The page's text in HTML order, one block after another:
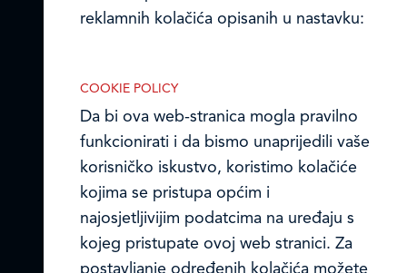
Matični broj (MB): 4938763
Ledo u inozemstvu
Online formular
Obavijest o Privatnosti i Kolačići
COOKIE POLICY
Da bi ova web-stranica mogla pravilno
funkcionirati i da bismo unaprijedili vaše
korisničko iskustvo, koristimo kolačiće
kojima se pristupa općim i
najosjetljivijim podatcima na uređaju s
kojeg pristupate ovoj web stranici. Za
postavljanje određenih kolačića možete
reklamnih kolačića opisanih u nastavku:
Nužni (tehnički) kolačići
Nužni kolačići omogućuju osnovne
funkcionalnosti. Bez ovih kolačića, web-
stranica ne može pravilno funkcionirati,
a isključiti ih možete mijenjanjem